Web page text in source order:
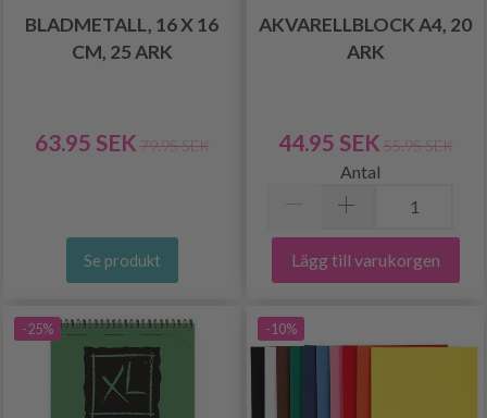
BLADMETALL, 16 X 16
CM, 25 ARK
63.95 SEK 79.95 SEK
Se produkt
AKVARELLBLOCK A4, 20
ARK
44.95 SEK 55.95 SEK
Antal
Lägg till varukorgen
-25% -10%